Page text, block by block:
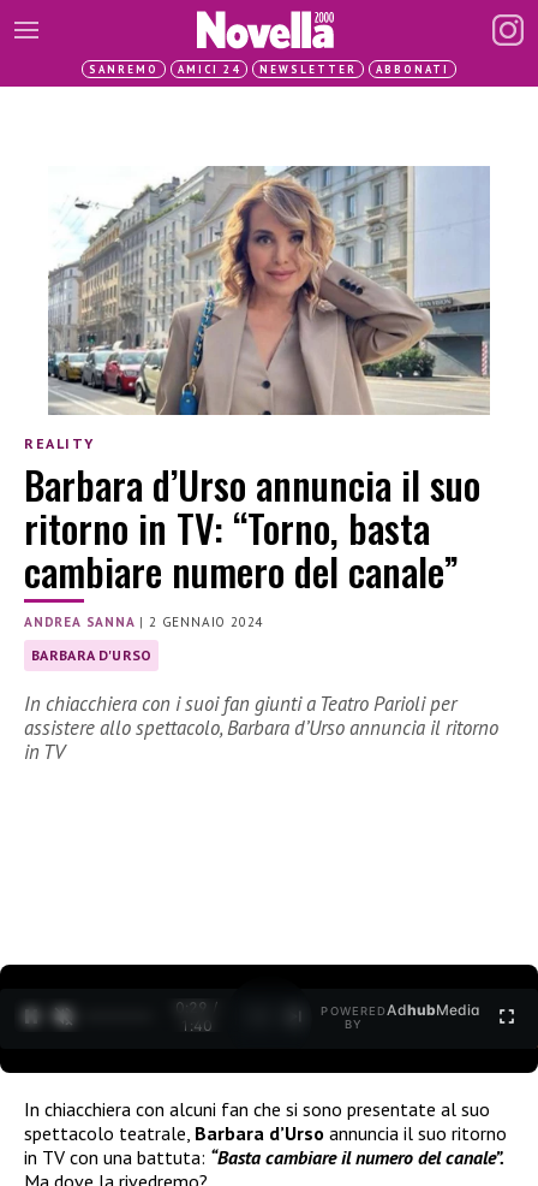
SANREMO AMICI 24 NEWSLETTER ABBONATI
REALITY
Barbara d’Urso annuncia il suo
ritorno in TV: “Torno, basta
cambiare numero del canale”
ANDREA SANNA |2 GENNAIO 2024
BARBARA D'URSO
In chiacchiera con i suoi fan giunti a Teatro Parioli per
assistere allo spettacolo, Barbara d’Urso annuncia il ritorno
in TV
0:30 /
1:40
POWERED
BY
AdhubMedia
In chiacchiera con alcuni fan che si sono presentate al suo
spettacolo teatrale, Barbara d’Urso annuncia il suo ritorno
in TV con una battuta: “Basta cambiare il numero del canale”.
Ma dove la rivedremo?